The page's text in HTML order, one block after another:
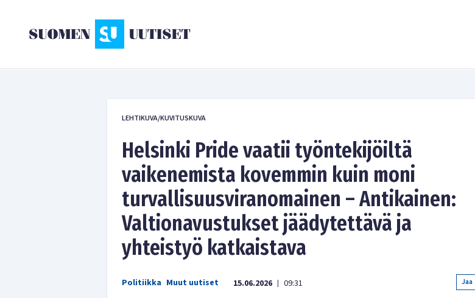
LEHTIKUVA/KUVITUSKUVA
Helsinki Pride vaatii työntekijöiltä
vaikenemista kovemmin kuin moni
turvallisuusviranomainen – Antikainen:
Valtionavustukset jäädytettävä ja
yhteistyö katkaistava
Politiikka Muut uutiset 15.06.2026 | 09:31 Jaa